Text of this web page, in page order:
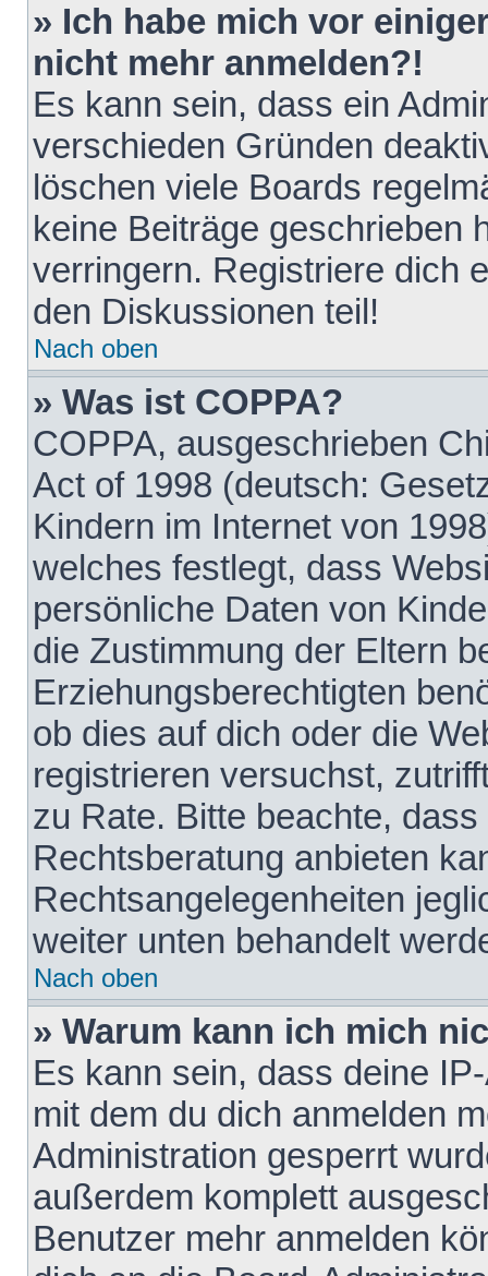
» Ich habe mich vor
nicht mehr anmelden?!
Es kann sein, dass ein
verschieden Gründen
löschen viele Boards
keine Beiträge geschrieben
verringern. Registriere dich
den Diskussionen teil!
Nach oben
» Was ist COPPA?
COPPA, ausgeschrieben
Act of 1998 (deutsch:
Kindern im Internet von
welches festlegt, dass
persönliche Daten von
die Zustimmung der Eltern
Erziehungsberechtigten
ob dies auf dich oder die
registrieren versuchst,
zu Rate. Bitte beachte,
Rechtsberatung anbieten
Rechtsangelegenheiten
weiter unten behandelt
Nach oben
» Warum kann ich mich
Es kann sein, dass deine
mit dem du dich anmelden
Administration gesperrt
außerdem komplett
Benutzer mehr anmelden